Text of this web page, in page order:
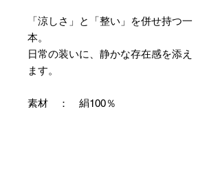
「涼しさ」と「整い」を併せ持つ一
本。
日常の装いに、静かな存在感を添え
ます。
素材 ： 絹100％